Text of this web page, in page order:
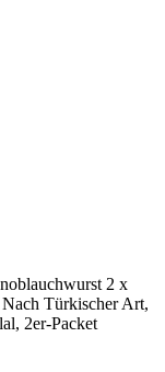
2 x
Türkischer Art,
2er-Packet